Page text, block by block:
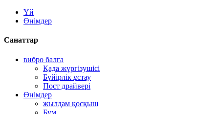
Үй
Өнімдер
Санаттар
вибро балға
Қада жүргізушісі
Бүйірлік ұстау
Пост драйвері
Өнімдер
жылдам қосқыш
Бум